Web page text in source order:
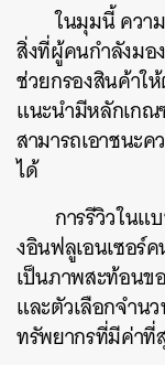
ในมุมนี้ ควา
สิ่งที่ผู้คนกำลังม
ช่วยกรองสินค้าใ
แนะนำมีหลักเกณ
สามารถเอาชนะ
ได้
การรีวิวในแ
งอินฟลูเอนเซอร์
เป็นภาพสะท้อน
และตัวเลือกจำน
ทรัพยากรที่มีค่าที่